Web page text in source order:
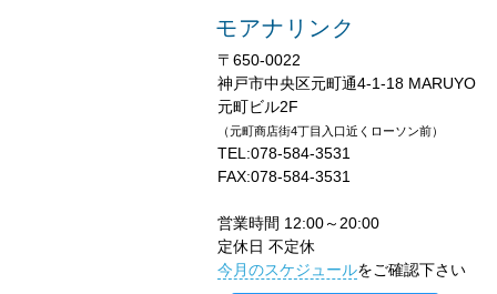
モアナリンク
〒650-0022
神戸市中央区元町通4-1-18 MARUYO
元町ビル2F
（元町商店街4丁目入口近くローソン前）
TEL:078-584-3531
FAX:078-584-3531
営業時間 12:00～20:00
定休日 不定休
今月のスケジュールをご確認下さい